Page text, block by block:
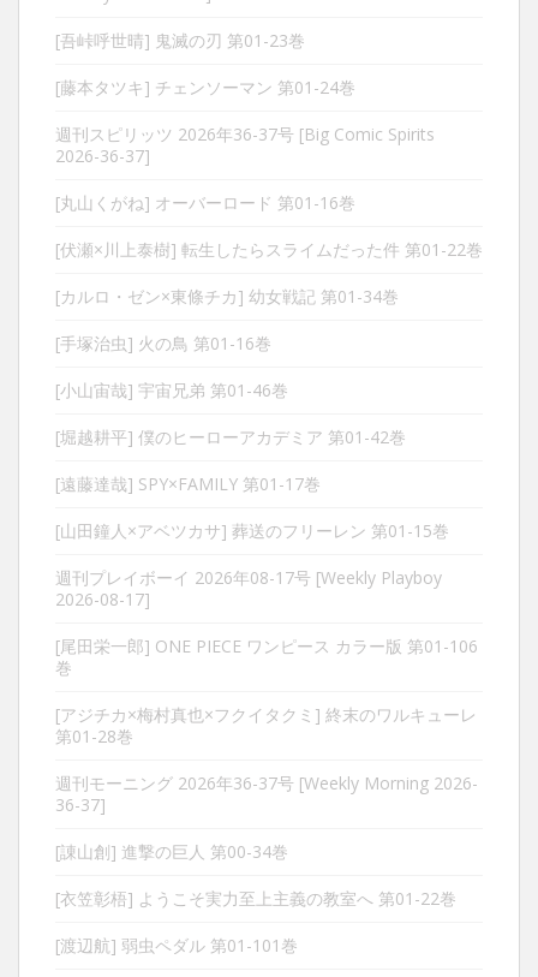
[吾峠呼世晴] 鬼滅の刃 第01-23巻
[藤本タツキ] チェンソーマン 第01-24巻
週刊スピリッツ 2026年36-37号 [Big Comic Spirits
2026-36-37]
[丸山くがね] オーバーロード 第01-16巻
[伏瀬×川上泰樹] 転生したらスライムだった件 第01-22巻
[カルロ・ゼン×東條チカ] 幼女戦記 第01-34巻
[手塚治虫] 火の鳥 第01-16巻
[小山宙哉] 宇宙兄弟 第01-46巻
[堀越耕平] 僕のヒーローアカデミア 第01-42巻
[遠藤達哉] SPY×FAMILY 第01-17巻
[山田鐘人×アベツカサ] 葬送のフリーレン 第01-15巻
週刊プレイボーイ 2026年08-17号 [Weekly Playboy
2026-08-17]
[尾田栄一郎] ONE PIECE ワンピース カラー版 第01-106
巻
[アジチカ×梅村真也×フクイタクミ] 終末のワルキューレ
第01-28巻
週刊モーニング 2026年36-37号 [Weekly Morning 2026-
36-37]
[諌山創] 進撃の巨人 第00-34巻
[衣笠彰梧] ようこそ実力至上主義の教室へ 第01-22巻
[渡辺航] 弱虫ペダル 第01-101巻